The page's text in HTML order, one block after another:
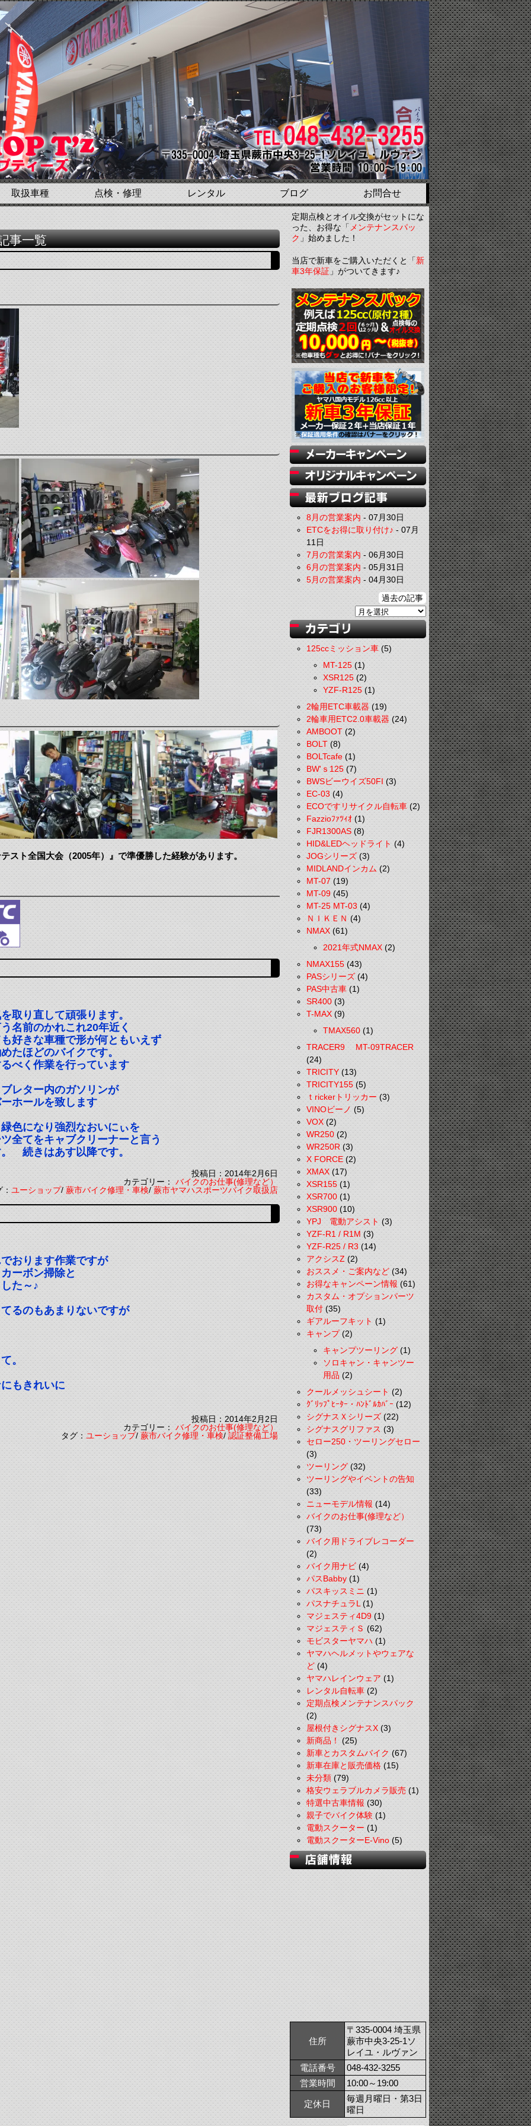
取扱車種 点検・修理 レンタル ブログ お問合せ
事一覧
スト全国大会（2005年）』で準優勝した経験があります。
取り直して頑張ります。
名前のかれこれ20年近く
好きな車種で形が何ともいえず
たほどのバイクです。
べく作業を行っています
レター内のガソリンが
ホールを致します
色になり強烈なおいにぃを
全てをキャブクリーナーと言う
。 続きはあす以降です。
投稿日：2014年2月6日
カテゴリー：バイクのお仕事(修理など）
：ユーショップ/蕨市バイク修理・車検/蕨市ヤマハスポーツバイク取扱店
おります作業ですが
ーボン掃除と
た～♪
るのもあまりないですが
。
もきれいに
投稿日：2014年2月2日
カテゴリー：バイクのお仕事(修理など）
タグ：ユーショップ/蕨市バイク修理・車検/認証整備工場
定期点検とオイル交換がセットにな
った、お得な「 メンテナンスパッ
ク」始めました！
当店で新車をご購入いただくと「新
車3年保証」がついてきます♪
8月の営業案内-07月30日
ETCをお得に取り付け♪-07月
11日
7月の営業案内-06月30日
6月の営業案内-05月31日
5月の営業案内-04月30日
過去の記事
125ccミッション車(5)
MT-125(1)
XSR125(2)
YZF-R125(1)
2輪用ETC車載器(19)
2輪車用ETC2.0車載器(24)
AMBOOT(2)
BOLT(8)
BOLTcafe(1)
BW'ｓ125(7)
BWSビーウイズ50FI(3)
EC-03(4)
ECOですリサイクル自転車(2)
Fazzioﾌｧﾂｨｵ(1)
FJR1300AS(8)
HID&LEDヘッドライト(4)
JOGシリーズ(3)
MIDLANDインカム(2)
MT-07(19)
MT-09 (45)
MT-25 MT-03(4)
ＮＩＫＥＮ(4)
NMAX(61)
2021年式NMAX(2)
NMAX155(43)
PASシリーズ(4)
PAS中古車(1)
SR400(3)
T-MAX(9)
TMAX560(1)
TRACER9 MT-09TRACER
(24)
TRICITY(13)
TRICITY155(5)
ｔrickerトリッカー(3)
VINOビーノ(5)
VOX(2)
WR250(2)
WR250R(3)
X FORCE(2)
XMAX(17)
XSR155(1)
XSR700(1)
XSR900(10)
YPJ 電動アシスト(3)
YZF-R1 / R1M(3)
YZF-R25 / R3(14)
アクシスZ(2)
おススメ・ご案内など(34)
お得なキャンペーン情報(61)
カスタム・オプションパーツ
取付(35)
ギアルーフキット(1)
キャンプ(2)
キャンプツーリング(1)
ソロキャン・キャンツー
用品(2)
クールメッシュシート(2)
ｸﾞﾘｯﾌﾟﾋｰﾀｰ・ﾊﾝﾄﾞﾙｶﾊﾞｰ(12)
シグナスＸシリーズ(22)
シグナスグリファス(3)
セロー250・ツーリングセロー
(3)
ツーリング(32)
ツーリングやイベントの告知
(33)
ニューモデル情報(14)
バイクのお仕事(修理など）
(73)
バイク用ドライブレコーダー
(2)
バイク用ナビ(4)
パスBabby(1)
パスキッスミニ(1)
パスナチュラL(1)
マジェスティ4D9(1)
マジェスティＳ(62)
モビスターヤマハ(1)
ヤマハヘルメットやウェアな
ど(4)
ヤマハレインウェア(1)
レンタル自転車(2)
定期点検メンテナンスパック
(2)
屋根付きシグナスX(3)
新商品！(25)
新車とカスタムバイク(67)
新車在庫と販売価格(15)
未分類(79)
格安ウェラブルカメラ販売(1)
特選中古車情報(30)
親子でバイク体験(1)
電動スクーター(1)
電動スクーターE-Vino(5)
住所
〒335-0004 埼玉県
蕨市中央3-25-1ソ
レイユ・ルヴァン
電話番号
048-432-3255
営業時間
10:00～19:00
定休日
毎週月曜日・第3日
曜日